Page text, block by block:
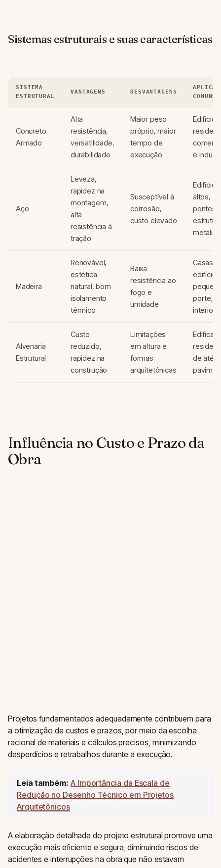
Sistemas estruturais e suas características
SISTEMA
ESTRUTURAL
VANTAGENS DESVANTAGENS
COMUNS
Concreto
Armado
Alta
resistência,
versatilidade,
durabilidade
Maior peso
próprio, maior
tempo de
execução
Edifícios
e
Aço
Leveza,
rapidez na
montagem,
alta
resistência à
tração
Susceptível à
corrosão,
custo elevado
Edifícios
altos,
pontes,
Madeira
Renovável,
estética
natural, bom
isolamento
térmico
Baixa
resistência ao
fogo e
umidade
Casas,
porte,
Alvenaria
Estrutural
Custo
reduzido,
rapidez na
construção
Limitações
em altura e
formas
arquitetônicas
de até 4
Influência no Custo e Prazo da
Obra
Projetos fundamentados adequadamente contribuem para
a otimização de custos e prazos, por meio da escolha
racional de materiais e cálculos precisos, minimizando
desperdícios e retrabalhos durante a execução.
Leia também: A Importância da Escala de
Redução no Desenho Técnico em Projetos
Arquitetônicos
A elaboração detalhada do projeto estrutural promove uma
execução mais eficiente e segura, diminuindo riscos de
acidentes e interrupções na obra que não estavam